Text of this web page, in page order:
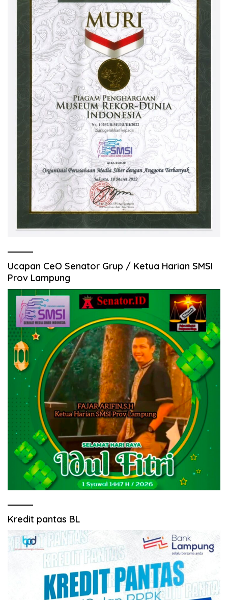
Ucapan CeO Senator Grup / Ketua Harian SMSI
Prov Lampung
Kredit pantas BL